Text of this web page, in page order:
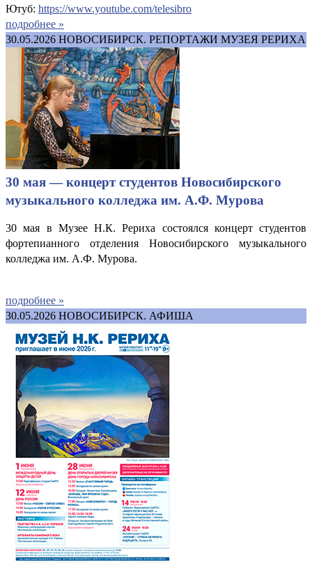
Ютуб: https://www.youtube.com/telesibro
подробнее »
30.05.2026 НОВОСИБИРСК. РЕПОРТАЖИ МУЗЕЯ РЕРИХА
30 мая — концерт студентов Новосибирского
музыкального колледжа им. А.Ф. Мурова
30 мая в Музее Н.К. Рериха состоялся концерт студентов
фортепианного отделения Новосибирского музыкального
колледжа им. А.Ф. Мурова.
подробнее »
30.05.2026 НОВОСИБИРСК. АФИША